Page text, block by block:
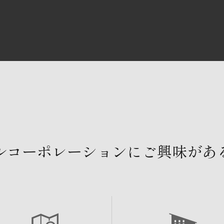
コーポレーションにご興味があ